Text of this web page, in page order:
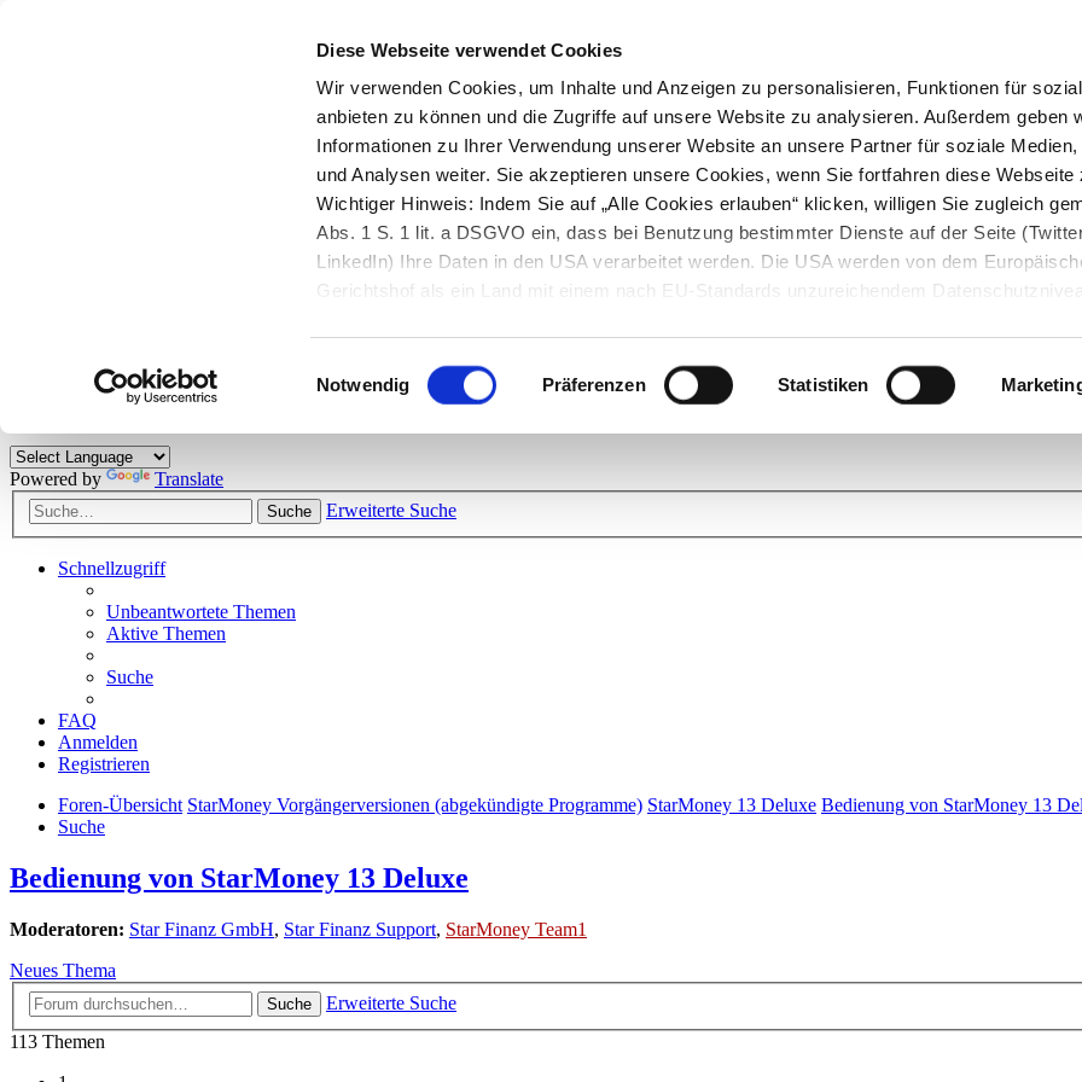
Diese Webseite verwendet Cookies
Wir verwenden Cookies, um Inhalte und Anzeigen zu personalisieren, Funktionen für
anbieten zu können und die Zugriffe auf unsere Website zu analysieren. Außerdem geben
Informationen zu Ihrer Verwendung unserer Website an unsere Partner für soziale Medien,
und Analysen weiter. Sie akzeptieren unsere Cookies, wenn Sie fortfahren diese Webseite
Wichtiger Hinweis: Indem Sie auf „Alle Cookies erlauben“ klicken, willigen Sie zugleich
Abs. 1 S. 1 lit. a DSGVO ein, dass bei Benutzung bestimmter Dienste auf der Seite
LinkedIn) Ihre Daten in den USA verarbeitet werden. Die USA werden von dem
Gerichtshof als ein Land mit einem nach EU-Standards unzureichendem
Einwilligungsauswahl
Notwendig Präferenzen Statistiken
Herzlich willkommen!
Kunden viele nützliche Hilfestellungen und interessante Tipps und Tricks. Stellen Sie Ihre Fragen und helfen Sie mit Ihrem Wissen anderen
Powered by Translate
Suche Erweiterte Suche
Schnellzugriff
Unbeantwortete Themen
Aktive Themen
Suche
FAQ
Anmelden
Registrieren
Foren-Übersicht StarMoney Vorgängerversionen (abgekündigte Programme) StarMoney 13 Deluxe Bedienung von StarMoney 13
Suche
Bedienung von StarMoney 13 Deluxe
Moderatoren: Star Finanz GmbH, Star Finanz Support, StarMoney Team1
Neues Thema
Suche
Erweiterte Suche
113 Themen